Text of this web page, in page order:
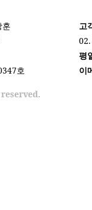
훈
호
고
평
이